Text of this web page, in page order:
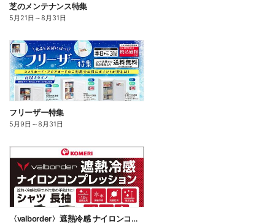
芝のメンテナンス特集
5月21日 ～8月31日
フリーザー特集
5月9日 ～8月31日
〈valborder〉遮熱冷感 ナイロンコンプレッション